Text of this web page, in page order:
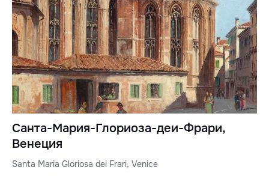
Санта-Мария-Глориоза-деи-Фрари,
Венеция
Santa Maria Gloriosa dei Frari, Venice